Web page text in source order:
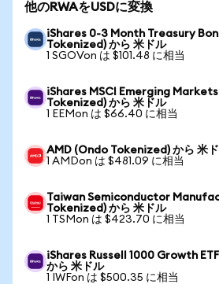
他のRWAをUSDに変換
iShares 0-3 Month Treasury
Tokenized) から 米ドル
1 SGOVon は $101.48 に相当
iShares MSCI Emerging Markets
Tokenized) から 米ドル
1 EEMon は $66.40 に相当
AMD (Ondo Tokenized) から 米
1 AMDon は $481.09 に相当
Taiwan Semiconductor
Tokenized) から 米ドル
1 TSMon は $423.70 に相当
iShares Russell 1000 Growth
から 米ドル
1 IWFon は $500.35 に相当